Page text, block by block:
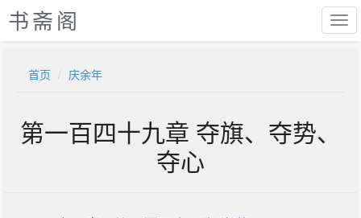
书斋阁
首页 庆余年
第一百四十九章 夺旗、夺势、
夺心